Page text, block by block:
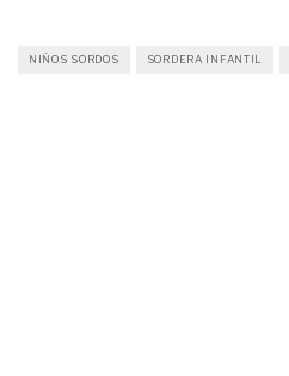
NIÑOS SORDOS SORDERA INFANTIL